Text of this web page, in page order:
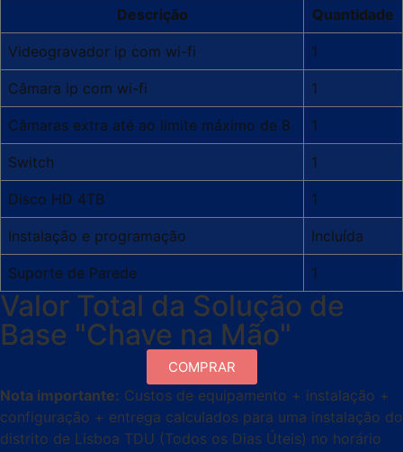
Descrição Quantidade
Videogravador ip com wi-fi 1
Câmara ip com wi-fi 1
Câmaras extra até ao limite máximo de 8 1
Switch 1
Disco HD 4TB 1
Instalação e programação Incluída
Suporte de Parede 1
Valor Total da Solução de
Base "Chave na Mão"
COMPRAR
Nota importante: Custos de equipamento + instalação +
configuração + entrega calculados para uma instalação do
distrito de Lisboa TDU (Todos os Dias Úteis) no horário